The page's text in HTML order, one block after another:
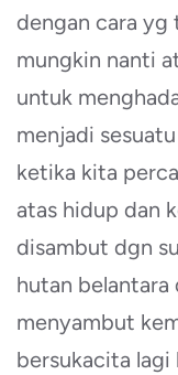
dengan cara yg
mungkin nanti
untuk
menjadi
ketika kita
atas hidup dan
disambut dgn
hutan belantara
menyambut
bersukacita lagi